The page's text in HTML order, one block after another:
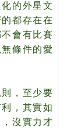
的外星文
都存在在
不會有比賽
條件的愛
，至少要
，其實如
，沒 實力 才